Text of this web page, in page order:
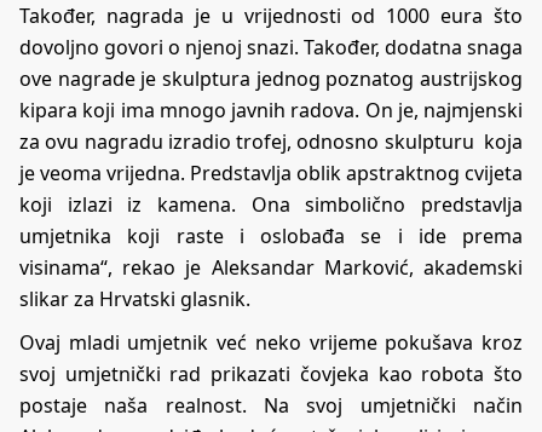
Također, nagrada je u vrijednosti od 1000 eura što
dovoljno govori o njenoj snazi. Također, dodatna snaga
ove nagrade je skulptura jednog poznatog austrijskog
kipara koji ima mnogo javnih radova. On je, najmjenski
za ovu nagradu izradio trofej, odnosno skulpturu koja
je veoma vrijedna. Predstavlja oblik apstraktnog cvijeta
koji izlazi iz kamena. Ona simbolično predstavlja
umjetnika koji raste i oslobađa se i ide prema
visinama“, rekao je Aleksandar Marković, akademski
slikar za Hrvatski glasnik.
Ovaj mladi umjetnik već neko vrijeme pokušava kroz
svoj umjetnički rad prikazati čovjeka kao robota što
postaje naša realnost. Na svoj umjetnički način